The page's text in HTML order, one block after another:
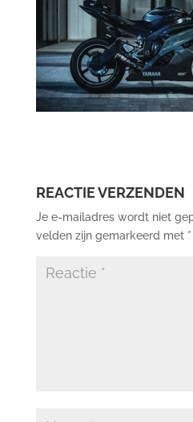
REACTIE VERZENDEN
Je e-mailadres wordt niet
velden zijn gemarkeerd met *